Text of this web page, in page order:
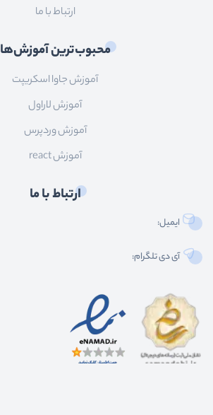
ارتباط با ما
محبوب‌ترین آموزش‌ها
آموزش جاوا اسکریپت
آموزش لاراول
آموزش وردپرس
آموزش react
ارتباط با ما
ایمیل:
آی دی تلگرام: